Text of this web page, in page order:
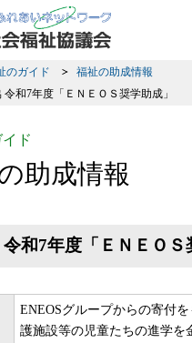
このページの本文へ移動
のガイド
福祉の助成情報
令和7年度「ＥＮＥＯＳ奨学助成」
ド
助成情報
和7年度「ＥＮＥＯＳ
ENEOSグループからの寄付
護施設等の児童たちの進学を